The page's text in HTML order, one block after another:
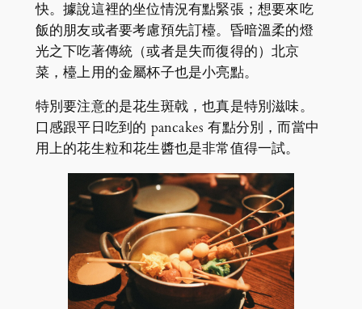
快。據說這裡的坐位情況有點緊張；想要來吃
飯的朋友或者要考慮預先訂檯。昏暗溫柔的燈
光之下吃著傳統（或者是失而復得的）北京
菜，檯上用的金屬杯子也是小亮點。
特別要注意的是花生斑戟，也真是特別滋味。
口感跟平日吃到的 pancakes 有點分別，而當中
用上的花生粒和花生醬也是非常值得一試。